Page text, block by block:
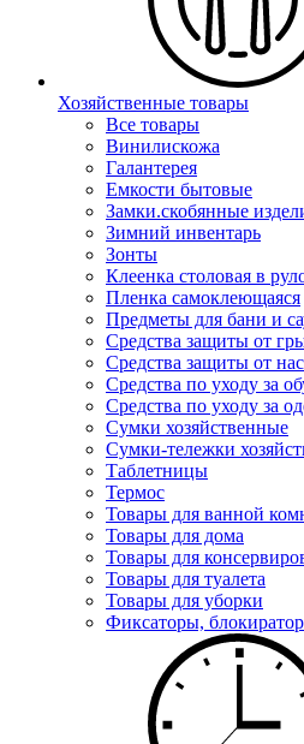
Хозяйственные товары
Все товары
Винилискожа
Галантерея
Емкости бытовые
Замки.скобянные
Зимний инвентарь
Зонты
Клеенка столовая в
Пленка самоклеющаяся
Предметы для бани и
Средства защиты от
Средства защиты от
Средства по уходу за
Средства по уходу за
Сумки хозяйственные
Сумки-тележки
Таблетницы
Термос
Товары для ванной
Товары для дома
Товары для
Товары для туалета
Товары для уборки
Фиксаторы,